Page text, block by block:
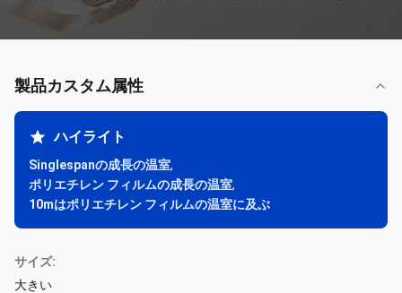
製品カスタム属性
ハイライト
Singlespanの成長の温室,
ポリエチレン フィルムの成長の温室,
10mはポリエチレン フィルムの温室に及ぶ
サイズ:
大きい